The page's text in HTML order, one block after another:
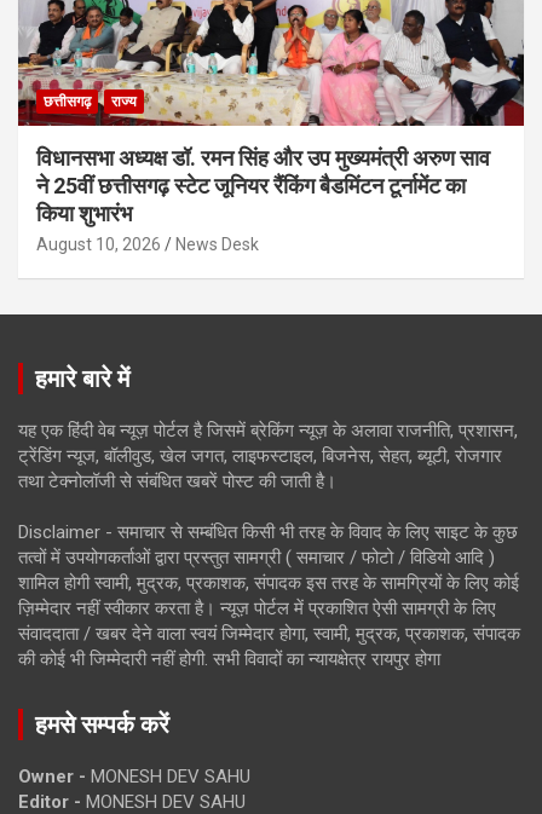
छत्तीसगढ़ राज्य
विधानसभा अध्यक्ष डॉ. रमन सिंह और उप मुख्यमंत्री अरुण साव
ने 25वीं छत्तीसगढ़ स्टेट जूनियर रैंकिंग बैडमिंटन टूर्नामेंट का
किया शुभारंभ
August 10, 2026 News Desk
हमारे बारे में
यह एक हिंदी वेब न्यूज़ पोर्टल है जिसमें ब्रेकिंग न्यूज़ के अलावा राजनीति, प्रशासन,
ट्रेंडिंग न्यूज, बॉलीवुड, खेल जगत, लाइफस्टाइल, बिजनेस, सेहत, ब्यूटी, रोजगार
तथा टेक्नोलॉजी से संबंधित खबरें पोस्ट की जाती है।
Disclaimer - समाचार से सम्बंधित किसी भी तरह के विवाद के लिए साइट के कुछ
तत्वों में उपयोगकर्ताओं द्वारा प्रस्तुत सामग्री ( समाचार / फोटो / विडियो आदि )
शामिल होगी स्वामी, मुद्रक, प्रकाशक, संपादक इस तरह के सामग्रियों के लिए कोई
ज़िम्मेदार नहीं स्वीकार करता है। न्यूज़ पोर्टल में प्रकाशित ऐसी सामग्री के लिए
संवाददाता / खबर देने वाला स्वयं जिम्मेदार होगा, स्वामी, मुद्रक, प्रकाशक, संपादक
की कोई भी जिम्मेदारी नहीं होगी. सभी विवादों का न्यायक्षेत्र रायपुर होगा
हमसे सम्पर्क करें
Owner - MONESH DEV SAHU
Editor - MONESH DEV SAHU